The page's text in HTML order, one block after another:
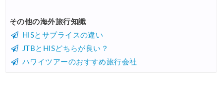
その他の海外旅行知識
HISとサプライスの違い
JTBとHISどちらが良い？
ハワイツアーのおすすめ旅行会社